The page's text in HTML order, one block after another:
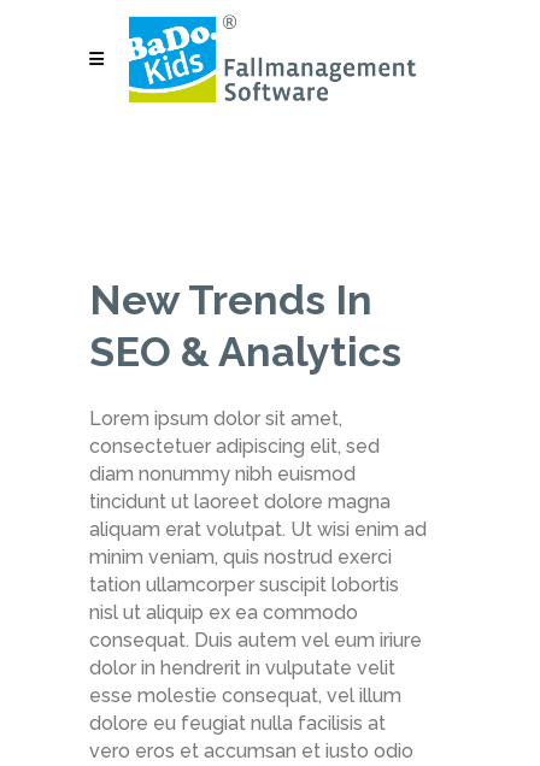
New Trends In
SEO & Analytics
Lorem ipsum dolor sit amet,
consectetuer adipiscing elit, sed
diam nonummy nibh euismod
tincidunt ut laoreet dolore magna
aliquam erat volutpat. Ut wisi enim ad
minim veniam, quis nostrud exerci
tation ullamcorper suscipit lobortis
nisl ut aliquip ex ea commodo
consequat. Duis autem vel eum iriure
dolor in hendrerit in vulputate velit
esse molestie consequat, vel illum
dolore eu feugiat nulla facilisis at
vero eros et accumsan et iusto odio